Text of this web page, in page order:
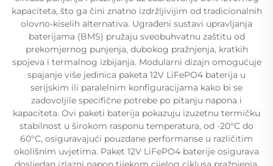
kapaciteta, što ga čini znatno izdržljivijim od tradicionalnih
olovno-kiselih alternativa. Ugrađeni sustavi upravljanja
baterijama (BMS) pružaju sveobuhvatnu zaštitu od
prekomjernog punjenja, dubokog pražnjenja, kratkih
spojeva i termalnog izbijanja. Modularni dizajn omogućuje
spajanje više jedinica paketa 12V LiFePO4 baterija u
serijskim ili paralelnim konfiguracijama kako bi se
zadovoljile specifične potrebe po pitanju napona i
kapaciteta. Ovi paketi baterija pokazuju izuzetnu termičku
stabilnost u širokom rasponu temperatura, od -20°C do
60°C, osiguravajući pouzdane performanse u različitim
okolišnim uvjetima. Paket 12V LiFePO4 baterije osigurava